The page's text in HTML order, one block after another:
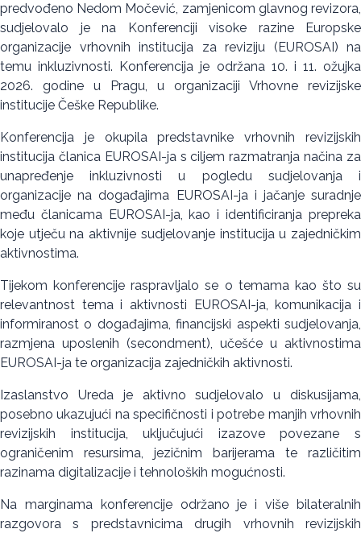
predvođeno Nedom Močević, zamjenicom glavnog revizora,
sudjelovalo je na Konferenciji visoke razine Europske
organizacije vrhovnih institucija za reviziju (EUROSAI) na
temu inkluzivnosti. Konferencija je održana 10. i 11. ožujka
2026. godine u Pragu, u organizaciji Vrhovne revizijske
institucije Češke Republike.
Konferencija je okupila predstavnike vrhovnih revizijskih
institucija članica EUROSAI-ja s ciljem razmatranja načina za
unapređenje inkluzivnosti u pogledu sudjelovanja i
organizacije na događajima EUROSAI-ja i jačanje suradnje
među članicama EUROSAI-ja, kao i identificiranja prepreka
koje utječu na aktivnije sudjelovanje institucija u zajedničkim
aktivnostima.
Tijekom konferencije raspravljalo se o temama kao što su
relevantnost tema i aktivnosti EUROSAI-ja, komunikacija i
informiranost o događajima, financijski aspekti sudjelovanja,
razmjena uposlenih (secondment), učešće u aktivnostima
EUROSAI-ja te organizacija zajedničkih aktivnosti.
Izaslanstvo Ureda je aktivno sudjelovalo u diskusijama,
posebno ukazujući na specifičnosti i potrebe manjih vrhovnih
revizijskih institucija, uključujući izazove povezane s
ograničenim resursima, jezičnim barijerama te različitim
razinama digitalizacije i tehnoloških mogućnosti.
Na marginama konferencije održano je i više bilateralnih
razgovora s predstavnicima drugih vrhovnih revizijskih